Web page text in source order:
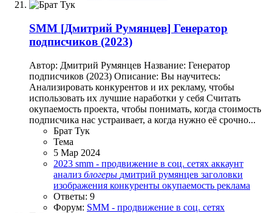
SMM [Дмитрий Румянцев] Генератор
подписчиков (2023)
Автор: Дмитрий Румянцев Название: Генератор
подписчиков (2023) Описание: Вы научитесь:
Анализировать конкурентов и их рекламу, чтобы
использовать их лучшие наработки у себя Считать
окупаемость проекта, чтобы понимать, когда стоимость
подписчика нас устраивает, а когда нужно её срочно...
Брат Тук
Тема
5 Мар 2024
2023 smm - продвижение в соц. сетях аккаунт
анализ блогеры дмитрий румянцев заголовки
изображения конкуренты окупаемость реклама
Ответы: 9
Форум: SMM - продвижение в соц. сетях